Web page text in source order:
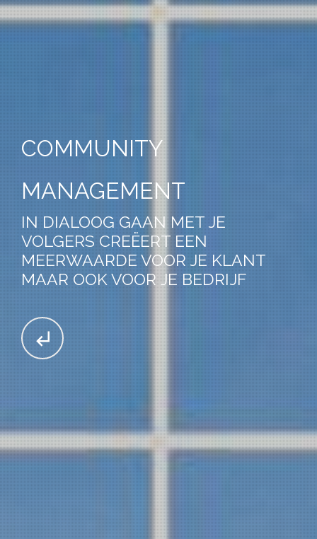
COMMUNITY
MANAGEMENT
IN DIALOOG GAAN MET JE
VOLGERS CREËERT EEN
MEERWAARDE VOOR JE KLANT
MAAR OOK VOOR JE BEDRIJF